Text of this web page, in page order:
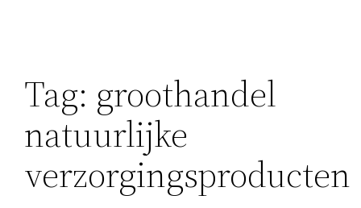
Tag: groothandel
natuurlijke
verzorgingsproducten